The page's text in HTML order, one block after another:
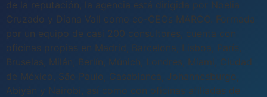
de la reputación, la agencia está dirigida por Noelia
Cruzado y Diana Vall como co-CEOs MARCO. Formada
por un equipo de casi 200 consultores, cuenta con
oficinas propias en Madrid, Barcelona, Lisboa, París,
Bruselas, Milán, Berlín, Múnich, Londres, Miami, Ciudad
de México, São Paulo, Casablanca, Johannesburgo,
Abiyán y Nairobi, así como con oficinas afiliadas de